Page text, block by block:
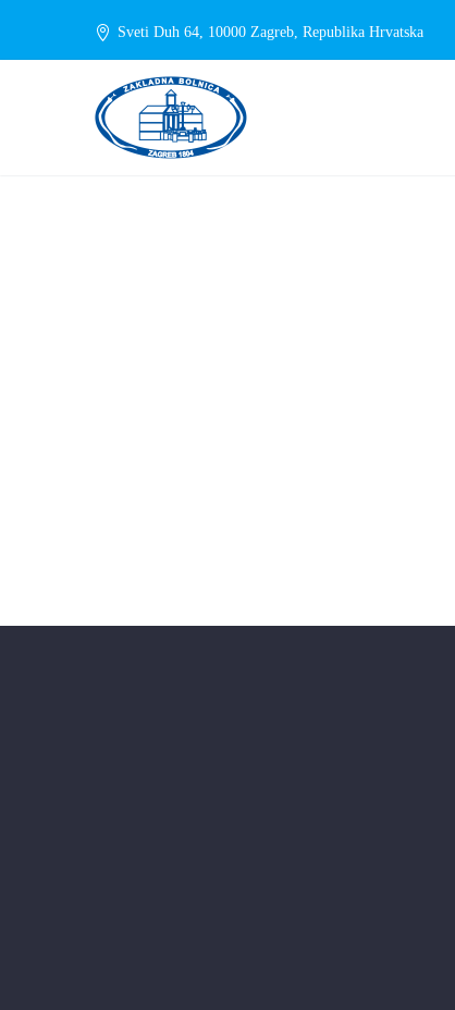
Sveti Duh 64, 10000 Zagreb, Republika Hrvatska